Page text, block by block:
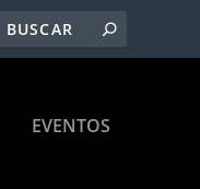
EVENTOS